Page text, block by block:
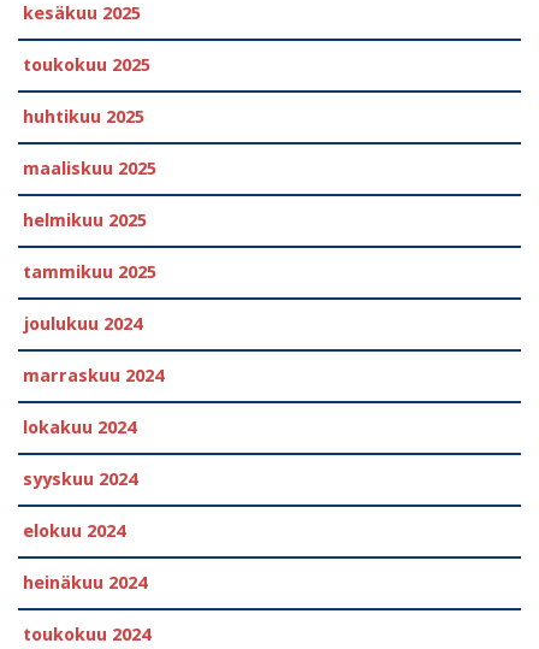
kesäkuu 2025
toukokuu 2025
huhtikuu 2025
maaliskuu 2025
helmikuu 2025
tammikuu 2025
joulukuu 2024
marraskuu 2024
lokakuu 2024
syyskuu 2024
elokuu 2024
heinäkuu 2024
toukokuu 2024